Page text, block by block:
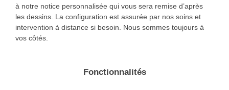
à notre notice personnalisée qui vous sera remise d’après
les dessins. La configuration est assurée par nos soins et
intervention à distance si besoin. Nous sommes toujours à
vos côtés.
Fonctionnalités